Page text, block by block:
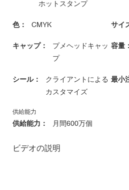
ホットスタンプ
色： CMYK サイ
キャップ：
プメヘッドキャッ
プ
容量：
シール：
クライアントによる
カスタマイズ
最小
供給能力
供給能力： 月間600万個
ビデオの説明